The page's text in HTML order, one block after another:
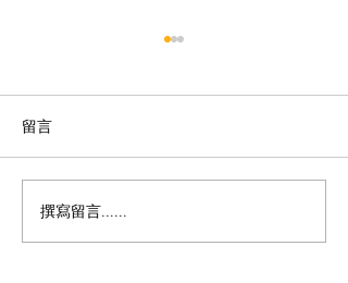
🧯 【推動資訊無障礙！龍
耳為葵盛西邨消防安全簡
留言
撰寫留言......